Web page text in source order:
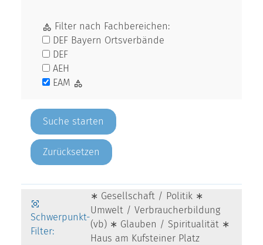
Filter nach Fachbereichen:
DEF Bayern Ortsverbände
DEF
AEH
EAM
Zurücksetzen
Schwerpunkt-
Filter:
∗ Gesellschaft / Politik ∗
Umwelt / Verbraucherbildung
(vb) ∗ Glauben / Spiritualität ∗
Haus am Kufsteiner Platz